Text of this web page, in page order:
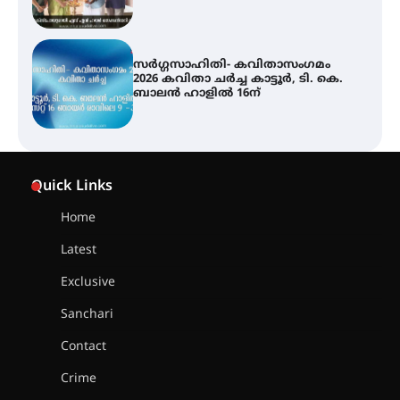
2026 കവിതാ ചർച്ച കാട്ടൂർ, ടി. കെ.
ശക്തമായ മഴ തുടരുന്നു – തൃശൂർ
ജില്ലയിൽ എല്ലാ വിദ്യാഭ്യാസ
സ്ഥാപനങ്ങൾക്കും ശനിയാഴ്ച
Quick Links
Home
Latest
Exclusive
Sanchari
Contact
Crime